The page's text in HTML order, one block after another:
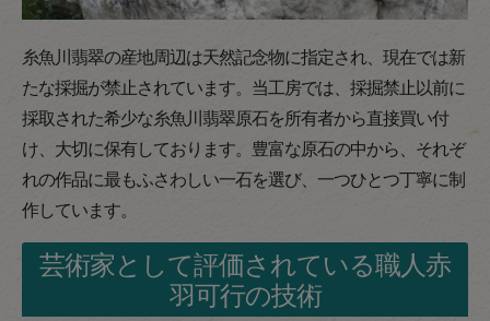
糸魚川翡翠の産地周辺は天然記念物に指定され、現在では新
たな採掘が禁止されています。当工房では、採掘禁止以前に
採取された希少な糸魚川翡翠原石を所有者から直接買い付
け、大切に保有しております。豊富な原石の中から、それぞ
れの作品に最もふさわしい一石を選び、一つひとつ丁寧に制
作しています。
芸術家として評価されている職人赤
羽可行の技術